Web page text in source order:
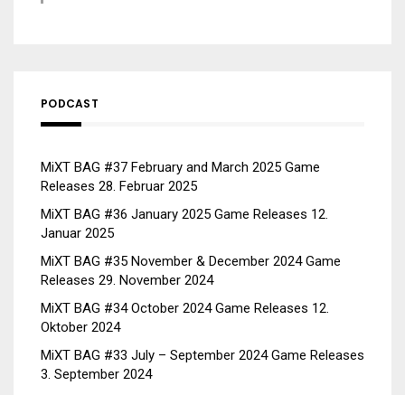
PODCAST
MiXT BAG #37 February and March 2025 Game
Releases 28. Februar 2025
MiXT BAG #36 January 2025 Game Releases 12.
Januar 2025
MiXT BAG #35 November & December 2024 Game
Releases 29. November 2024
MiXT BAG #34 October 2024 Game Releases 12.
Oktober 2024
MiXT BAG #33 July – September 2024 Game Releases
3. September 2024